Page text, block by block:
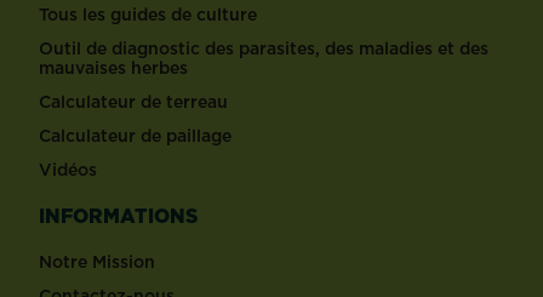
Tous les guides de culture
Outil de diagnostic des parasites, des maladies et des
mauvaises herbes
Calculateur de terreau
Calculateur de paillage
Vidéos
INFORMATIONS
Notre Mission